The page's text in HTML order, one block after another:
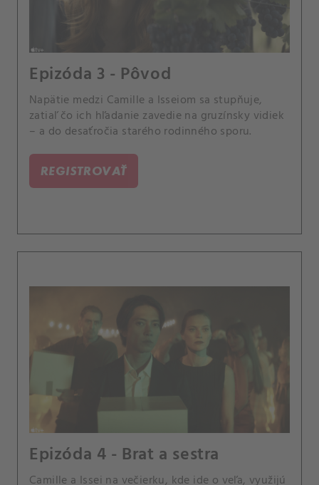
Epizóda 3 - Pôvod
Napätie medzi Camille a Isseiom sa stupňuje,
zatiaľ čo ich hľadanie zavedie na gruzínsky vidiek
– a do desaťročia starého rodinného sporu.
REGISTROVAŤ
Epizóda 4 - Brat a sestra
Camille a Issei na večierku, kde ide o veľa, využijú